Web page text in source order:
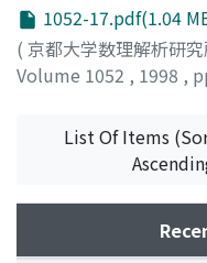
1052-17.pdf(1.04
( 京都大学数理解析研
Volume 1052 , 1998 ,
桂田, 英典;イブキ
List Of Items